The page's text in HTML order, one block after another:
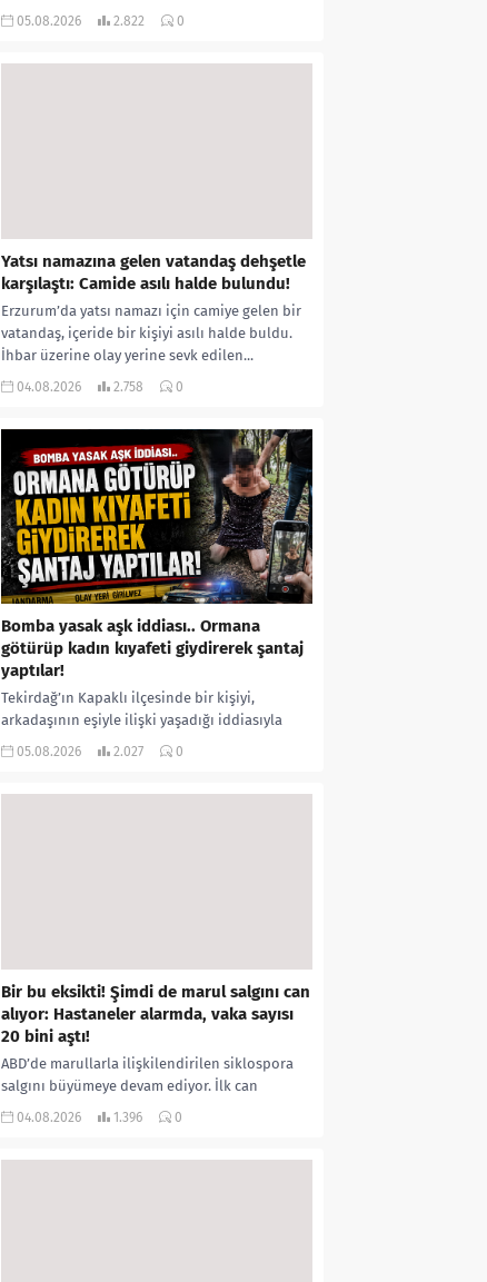
yaşındaki...
05.08.2026 2.822 0
Yatsı namazına gelen vatandaş dehşetle
karşılaştı: Camide asılı halde bulundu!
Erzurum’da yatsı namazı için camiye gelen bir
vatandaş, içeride bir kişiyi asılı halde buldu.
İhbar üzerine olay yerine sevk edilen...
04.08.2026 2.758 0
Bomba yasak aşk iddiası.. Ormana
götürüp kadın kıyafeti giydirerek şantaj
yaptılar!
Tekirdağ’ın Kapaklı ilçesinde bir kişiyi,
arkadaşının eşiyle ilişki yaşadığı iddiasıyla
ormanlık alana götürerek zorla kadın
05.08.2026 2.027 0
Bir bu eksikti! Şimdi de marul salgını can
alıyor: Hastaneler alarmda, vaka sayısı
20 bini aştı!
ABD’de marullarla ilişkilendirilen siklospora
salgını büyümeye devam ediyor. İlk can
kayıplarının yaşandığı salgında vaka sayısının
04.08.2026 1.396 0